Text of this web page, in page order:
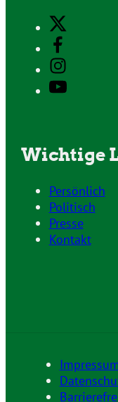
Wichtige
Persönlich
Politisch
Presse
Kontakt